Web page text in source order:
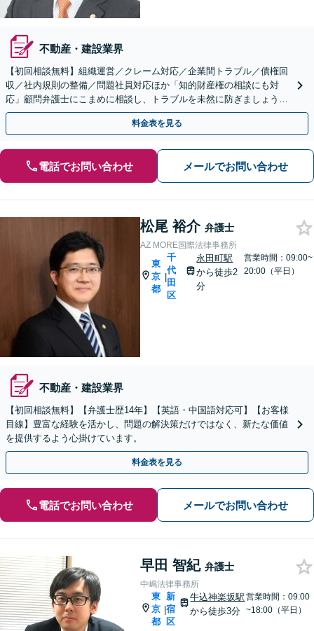
不動産・建設業界
【初回相談無料】組織運営／クレーム対応／企業間トラブル／債権回
収／社内規則の整備／問題社員対応ほか「知的財産権の相談にも対
応」顧問弁護士にこまめに相談し、トラブルを未然に防ぎましょう
【休日・夜間相談可】【有楽町駅1分】
料金表を見る
電話でお問い合わせ メールでお問い合わせ
松尾 裕介 弁護士
AZ MORE国際法律事務所
東
京
都
|
千
代
田
区
永田町駅
から徒歩2
分
営業時間：09:00~
20:00（平日）
不動産・建設業界
【初回相談無料】【弁護士歴14年】【英語・中国語対応可】【お客様
目線】豊富な経験を活かし、問題の解決策だけではなく、新たな価値
を提供するよう心掛けています。
料金表を見る
電話でお問い合わせ メールでお問い合わせ
早田 智紀 弁護士
中嶋法律事務所
東
京
都
|
新
宿
区
牛込神楽坂駅
から徒歩3分
営業時間：09:00
~18:00（平日）